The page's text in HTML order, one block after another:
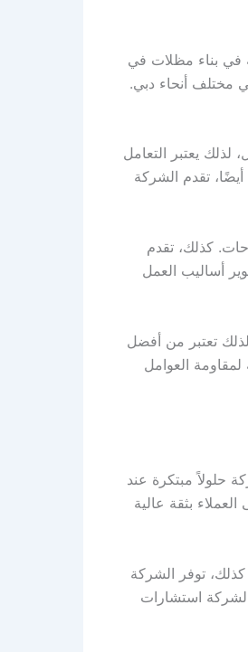
في بناء مظلات في
مختلف أنحاء دبي.
لذلك يعتبر التعامل
أيضًا، تقدم الشركة
كذلك، تقدم
أساليب العمل
تعتبر من أفضل
العوامل
حلولاً مبتكرة عند
بثقة عالية
توفر الشركة
استشارات